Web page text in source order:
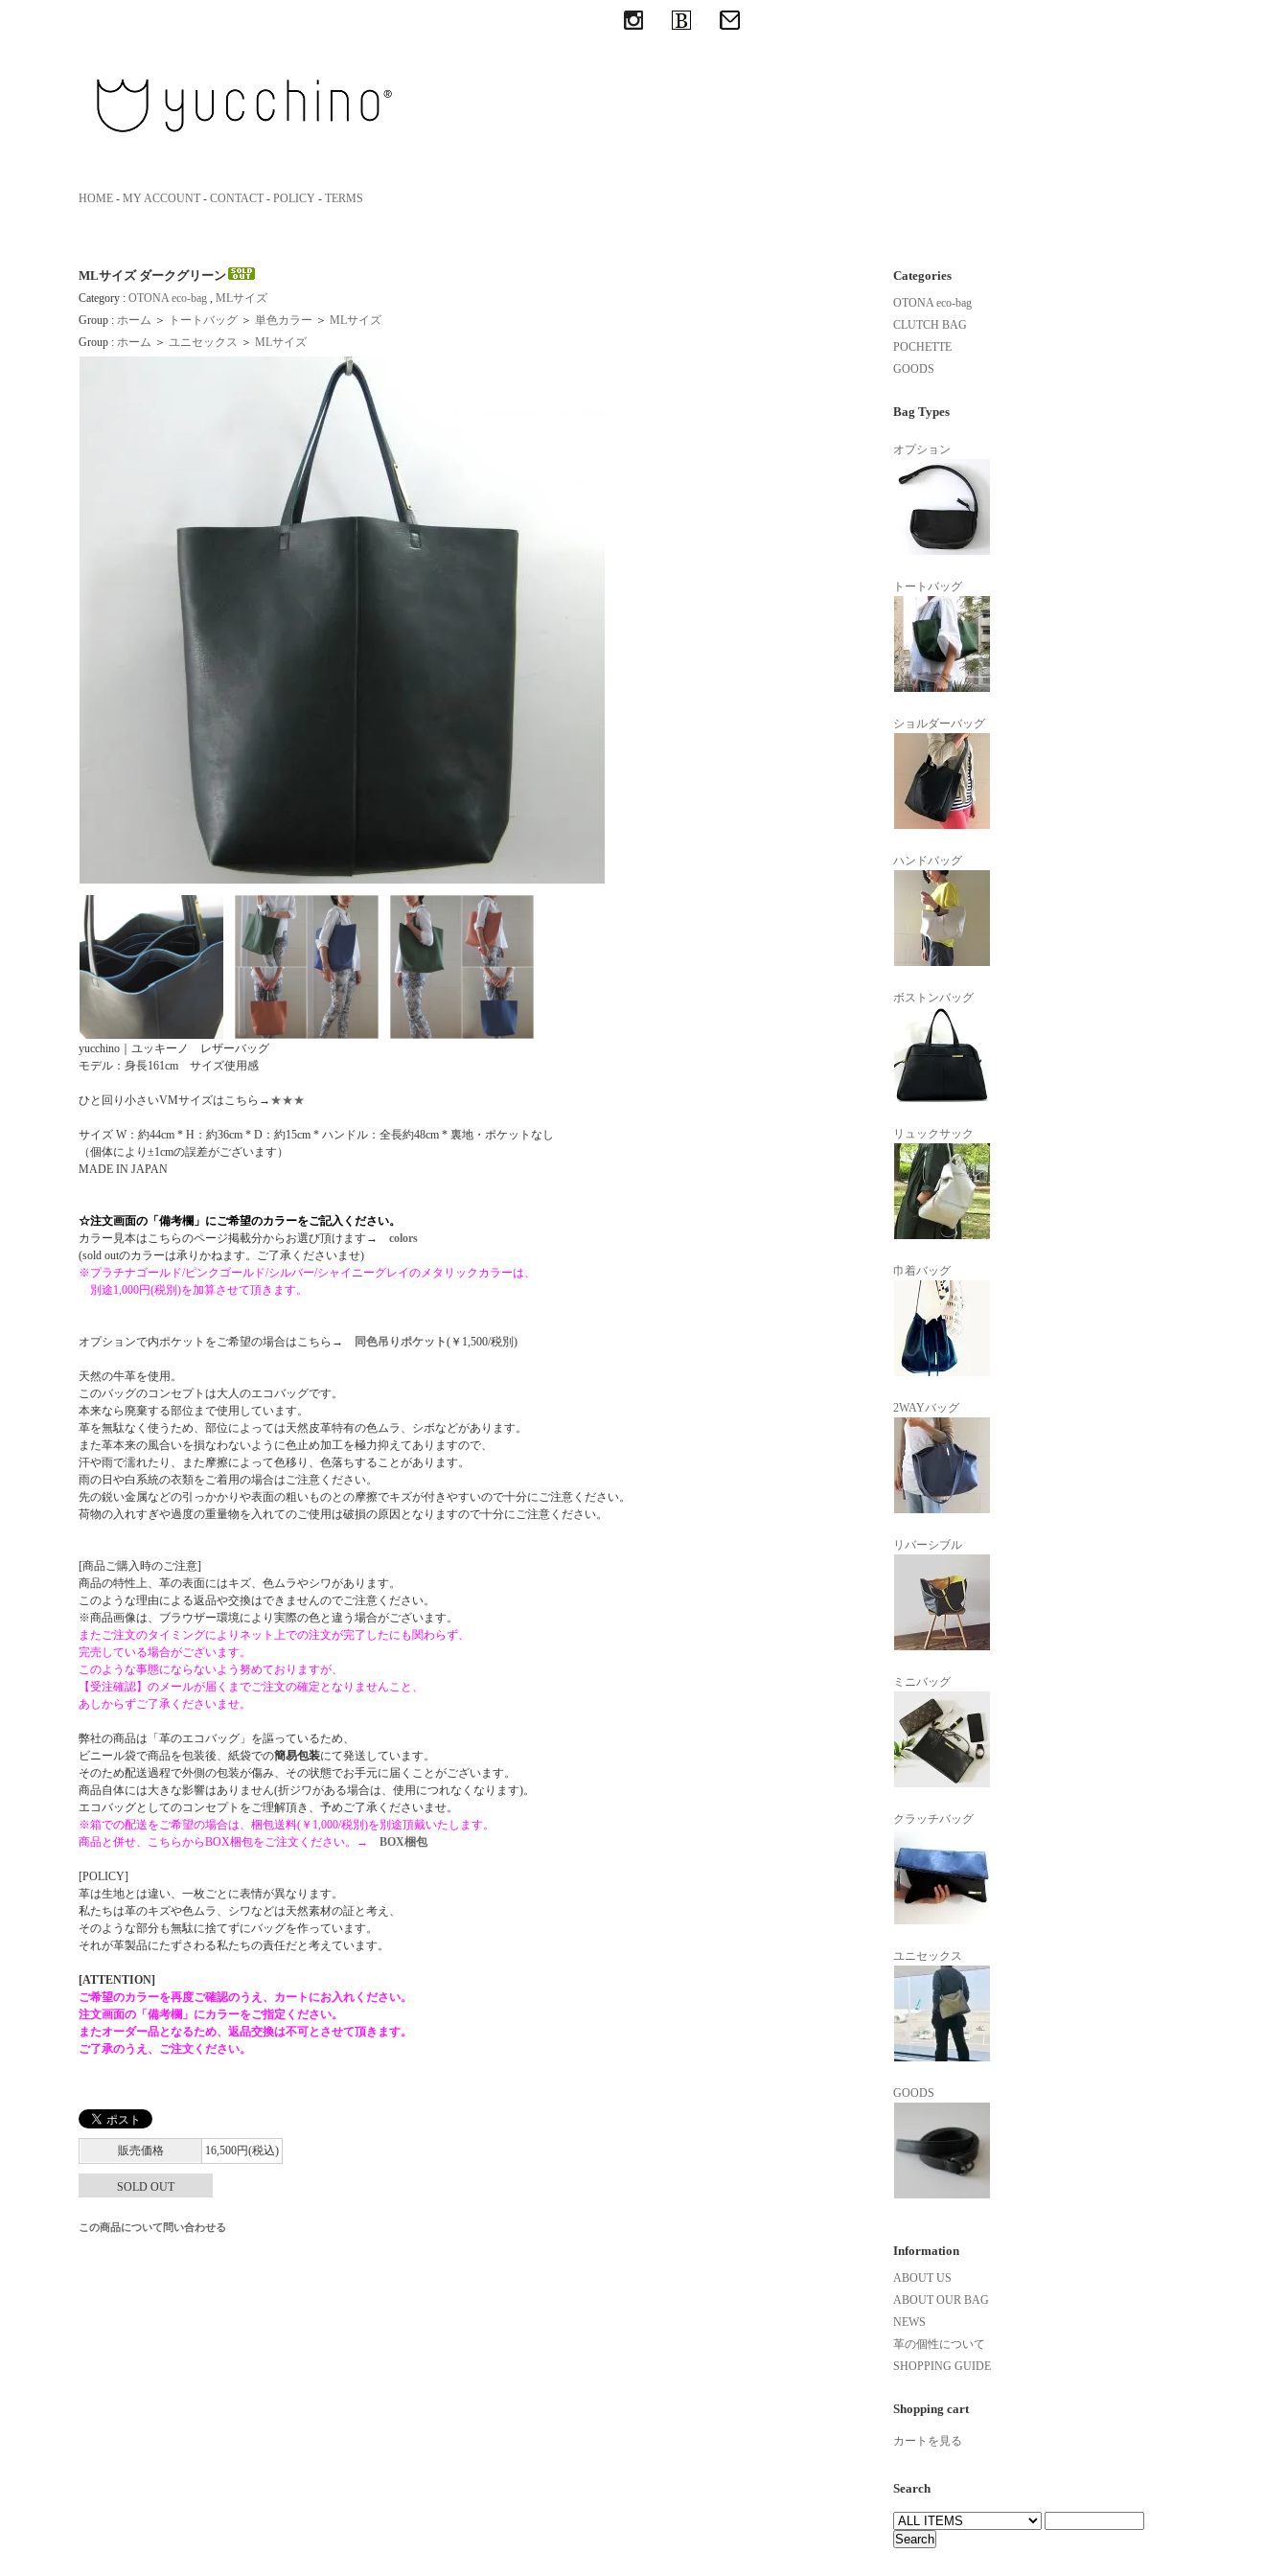
HOME - MY ACCOUNT - CONTACT - POLICY - TERMS
MLサイズ ダークグリーン
Category : OTONA eco-bag , MLサイズ
Group : ホーム ＞ トートバッグ ＞ 単色カラー ＞ MLサイズ
Group : ホーム ＞ ユニセックス ＞ MLサイズ
yucchino｜ユッキーノ レザーバッグ
モデル：身長161cm サイズ使用感
ひと回り小さいVMサイズはこちら→ ★★★
サイズ W：約44cm * H：約36cm * D：約15cm * ハンドル：全長約48cm * 裏地・ポケットなし
（個体により±1cmの誤差がございます）
MADE IN JAPAN
☆注文画面の「備考欄」にご希望のカラーをご記入ください。
カラー見本はこちらのページ掲載分からお選び頂けます→ colors
(sold outのカラーは承りかねます。ご了承くださいませ)
※プラチナゴールド/ピンクゴールド/シルバー/シャイニーグレイのメタリックカラーは、
別途1,000円(税別)を加算させて頂きます。
オプションで内ポケットをご希望の場合はこちら→ 同色吊りポケット(￥1,500/税別)
天然の牛革を使用。
このバッグのコンセプトは大人のエコバッグです。
本来なら廃棄する部位まで使用しています。
革を無駄なく使うため、部位によっては天然皮革特有の色ムラ、シボなどがあります。
また革本来の風合いを損なわないように色止め加工を極力抑えてありますので、
汗や雨で濡れたり、また摩擦によって色移り、色落ちすることがあります。
雨の日や白系統の衣類をご着用の場合はご注意ください。
先の鋭い金属などの引っかかりや表面の粗いものとの摩擦でキズが付きやすいので十分にご注意ください。
荷物の入れすぎや過度の重量物を入れてのご使用は破損の原因となりますので十分にご注意ください。
[商品ご購入時のご注意]
商品の特性上、革の表面にはキズ、色ムラやシワがあります。
このような理由による返品や交換はできませんのでご注意ください。
※商品画像は、ブラウザー環境により実際の色と違う場合がございます。
またご注文のタイミングによりネット上での注文が完了したにも関わらず、
完売している場合がございます。
このような事態にならないよう努めておりますが、
【受注確認】のメールが届くまでご注文の確定となりませんこと、
あしからずご了承くださいませ。
弊社の商品は「革のエコバッグ」を謳っているため、
ビニール袋で商品を包装後、紙袋での簡易包装にて発送しています。
そのため配送過程で外側の包装が傷み、その状態でお手元に届くことがございます。
商品自体には大きな影響はありません(折ジワがある場合は、使用につれなくなります)。
エコバッグとしてのコンセプトをご理解頂き、予めご了承くださいませ。
※箱での配送をご希望の場合は、梱包送料(￥1,000/税別)を別途頂戴いたします。
商品と併せ、こちらからBOX梱包をご注文ください。→ BOX梱包
[POLICY]
革は生地とは違い、一枚ごとに表情が異なります。
私たちは革のキズや色ムラ、シワなどは天然素材の証と考え、
そのような部分も無駄に捨てずにバッグを作っています。
それが革製品にたずさわる私たちの責任だと考えています。
[ATTENTION]
ご希望のカラーを再度ご確認のうえ、カートにお入れください。
注文画面の「備考欄」にカラーをご指定ください。
またオーダー品となるため、返品交換は不可とさせて頂きます。
ご了承のうえ、ご注文ください。
販売価格 16,500円(税込)
SOLD OUT
この商品について問い合わせる
Categories
OTONA eco-bag
CLUTCH BAG
POCHETTE
GOODS
Bag Types
オプション
トートバッグ
ショルダーバッグ
ハンドバッグ
ボストンバッグ
リュックサック
巾着バッグ
2WAYバッグ
リバーシブル
ミニバッグ
クラッチバッグ
ユニセックス
GOODS
Information
ABOUT US
ABOUT OUR BAG
NEWS
革の個性について
SHOPPING GUIDE
Shopping cart
カートを見る
Search